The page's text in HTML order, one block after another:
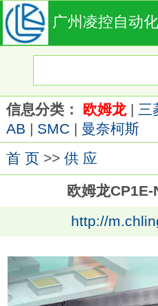
广州凌控自动
信息分类： 欧姆龙| 三
AB | SMC| 曼奈柯斯
首 页>> 供 应
欧姆龙
http://